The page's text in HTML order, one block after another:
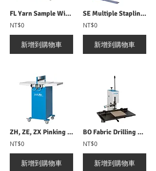
FL Yarn Sample Winder 繞紗機
NT$0
新增到購物車
SE Multiple Stapling Machine 電動式吊卡裝訂機
NT$0
新增到購物車
ZH, ZE, ZX Pinking Machine 電動式樣品裁切機
NT$0
新增到購物車
BO Fabric Drilling Machine 電動鑽孔機
NT$0
新增到購物車